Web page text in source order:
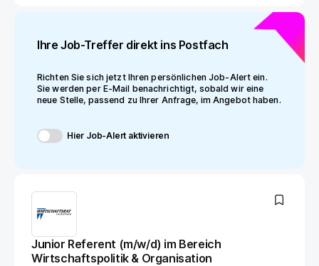
Ihre Job-Treffer direkt ins Postfach
Richten Sie sich jetzt Ihren persönlichen Job-Alert ein.
Sie werden per E-Mail benachrichtigt, sobald wir eine
neue Stelle, passend zu Ihrer Anfrage, im Angebot haben.
Hier Job-Alert aktivieren
Junior Referent (m/w/d) im Bereich
Wirtschaftspolitik & Organisation